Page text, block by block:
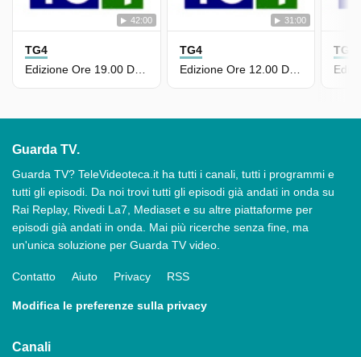
42:00
TG4
31:00
TG4
Edizione Ore 12.00 Del 12 Luglio
TG4
Guarda TV.
Guarda TV? TeleVideoteca.it ha tutti i canali, tutti i programmi e
tutti gli episodi. Da noi trovi tutti gli episodi già andati in onda su
Rai Replay, Rivedi La7, Mediaset e su altre piattaforme per
episodi già andati in onda. Mai più ricerche senza fine, ma
un'unica soluzione per Guarda TV video.
Contatto Aiuto Privacy RSS
Modifica le preferenze sulla privacy
Canali